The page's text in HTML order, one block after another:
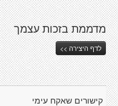
מדממת בזכות עצמך
לדף היצירה >>
קישורים שאקח עימי